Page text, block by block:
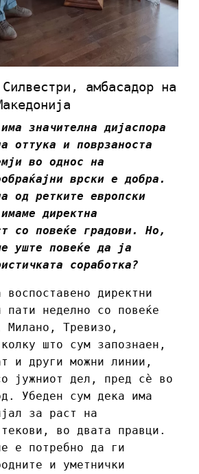
амбасадор на
значителна дијаспора
оттука и поврзаноста
во однос на
врски е добра.
од ретките европски
директна
со повеќе градови. Но,
уште повеќе да ја
соработка?
воспоставено директни
пати неделно со повеќе
Милано, Тревизо,
што сум запознаен,
и други можни линии,
јужниот дел, пред сè во
Убеден сум дека има
за раст на
текови, во двата правци.
е потребно да ги
и уметнички